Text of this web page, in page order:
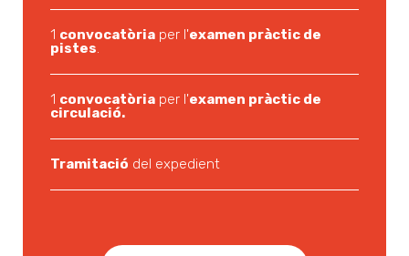
1 convocatòria per l'examen pràctic de
pistes.
1 convocatòria per l'examen pràctic de
circulació.
Tramitació del expedient